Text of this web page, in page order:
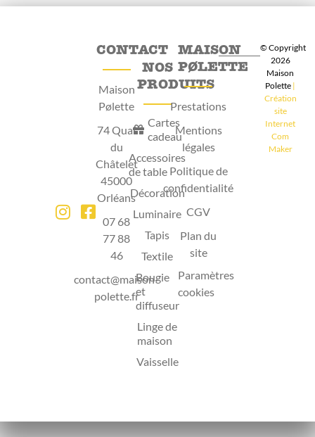
CONTACT
Maison
Pølette
74 Quai
du
Châtelet
45000
Orléans
07 68
77 88
46
contact@maison-
polette.fr
NOS
PRODUITS
Cartes
cadeau
Accessoires
de table
Décoration
Luminaire
Tapis
Textile
Bougie
et
diffuseur
Linge de
maison
Vaisselle
MAISON
PØLETTE
Prestations
Mentions
légales
Politique de
confidentialité
CGV
Plan du
site
Paramètres
cookies
© Copyright
2026
Maison
Polette |
Création
site
Internet
Com
Maker